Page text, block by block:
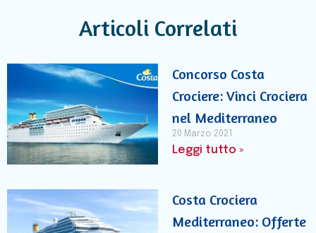
Articoli Correlati
Concorso Costa
Crociere: Vinci Crociera
nel Mediterraneo
20 Marzo 2021
Leggi tutto »
Costa Crociera
Mediterraneo: Offerte